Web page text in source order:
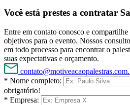
Você está prestes a contratar
Entre em contato conosco e compartilhe
objetivos para o evento. Nossos
em todo processo para encontrar o
suas expectativas e orçamento.
* Nome completo:
obrigatório!
* Empresa: